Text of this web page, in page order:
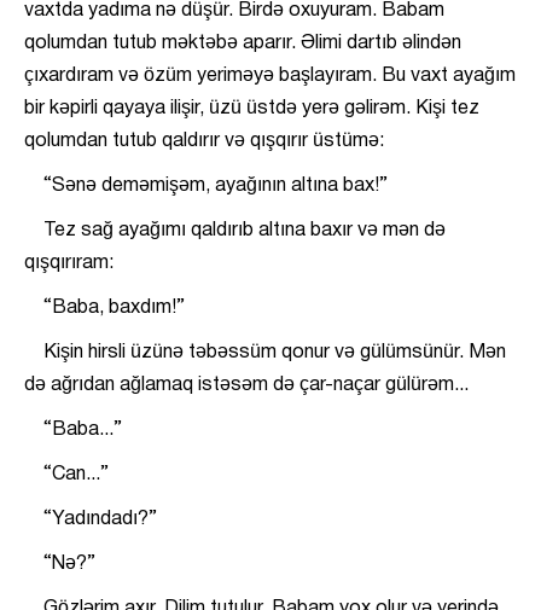
vaxtda yadıma nə düşür. Birdə oxuyuram. Babam
qolumdan tutub məktəbə aparır. Əlimi dartıb əlindən
çıxardıram və özüm yeriməyə başlayıram. Bu vaxt ayağım
bir kəpirli qayaya ilişir, üzü üstdə yerə gəlirəm. Kişi tez
qolumdan tutub qaldırır və qışqırır üstümə:
“Sənə deməmişəm, ayağının altına bax!”
Tez sağ ayağımı qaldırıb altına baxır və mən də
qışqırıram:
“Baba, baxdım!”
Kişin hirsli üzünə təbəssüm qonur və gülümsünür. Mən
də ağrıdan ağlamaq istəsəm də çar-naçar gülürəm...
“Baba...”
“Can...”
“Yadındadı?”
“Nə?”